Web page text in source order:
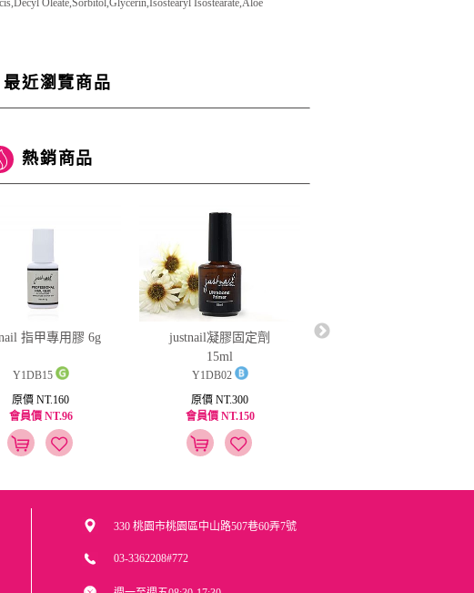
Oleate,Sorbitol,Glycerin,Isostearyl Isostearate,Aloe
最近瀏覽商品
熱銷商品
指甲專用膠 6g
Y1DB15
原價 NT.160
會員價 NT.96
justnail凝膠固定劑
15ml
Y1DB02
原價 NT.300
會員價 NT.150
330 桃園市桃園區中山路507巷60弄7號
03-3362208#772